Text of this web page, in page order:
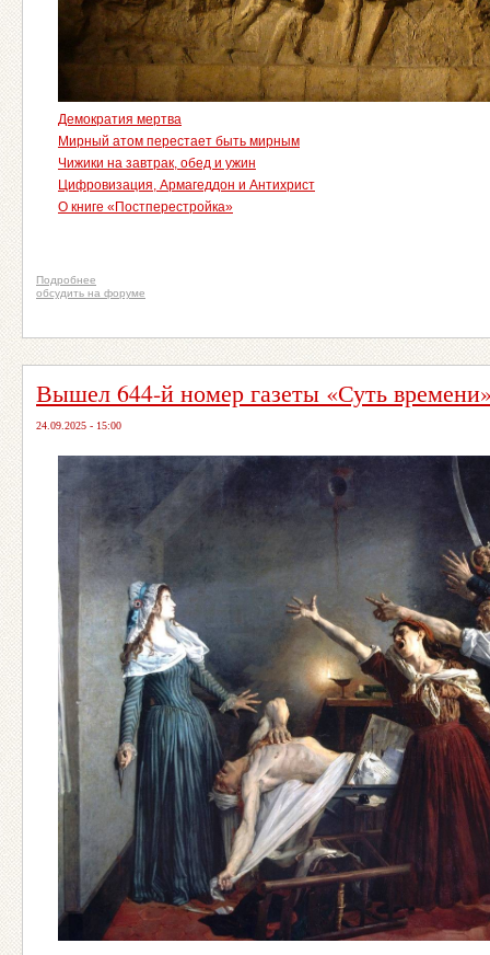
Демократия мертва
Мирный атом перестает быть мирным
Чижики на завтрак, обед и ужин
Цифровизация, Армагеддон и Антихрист
О книге «Постперестройка»
Подробнее
обсудить на форуме
Вышел 644-й номер газеты «Суть
24.09.2025 - 15:00